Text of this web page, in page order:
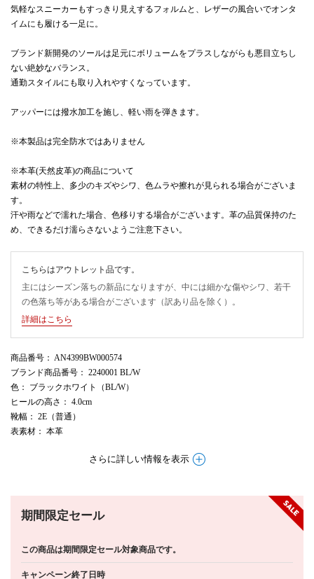
気軽なスニーカーもすっきり見えするフォルムと、レザーの風合いでオンタ
イムにも履ける一足に。
ブランド新開発のソールは足元にボリュームをプラスしながらも悪目立ちし
ない絶妙なバランス。
通勤スタイルにも取り入れやすくなっています。
アッパーには撥水加工を施し、軽い雨を弾きます。
※本製品は完全防水ではありません
※本革(天然皮革)の商品について
素材の特性上、多少のキズやシワ、色ムラや擦れが見られる場合がございま
す。
汗や雨などで濡れた場合、色移りする場合がございます。革の品質保持のた
め、できるだけ濡らさないようご注意下さい。
こちらはアウトレット品です。
主にはシーズン落ちの新品になりますが、中には細かな傷やシワ、若干
の色落ち等がある場合がございます（訳あり品を除く）。
詳細はこちら
商品番号 ： AN4399BW000574
ブランド商品番号 ： 2240001 BL/W
色 ： ブラックホワイト（BL/W）
ヒールの高さ ： 4.0cm
靴幅 ： 2E（普通）
表素材 ： 本革
さらに詳しい情報を表示
期間限定セール
この商品は期間限定セール対象商品です。
キャンペーン終了日時